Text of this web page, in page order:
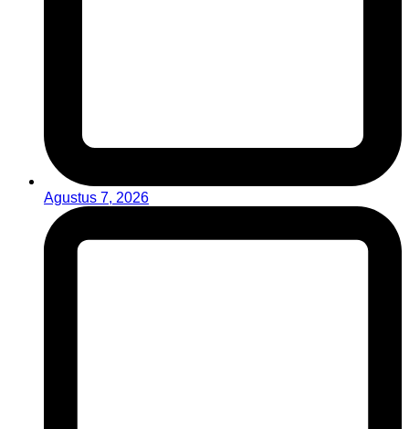
Agustus 7, 2026